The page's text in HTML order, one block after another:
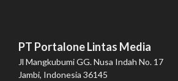
PT Portalone Lintas Media
Jl Mangkubumi GG. Nusa Indah No. 17
Jambi, Indonesia 36145